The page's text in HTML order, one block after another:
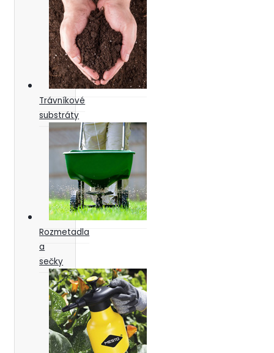
Trávníkové
substráty
Rozmetadla
a
sečky